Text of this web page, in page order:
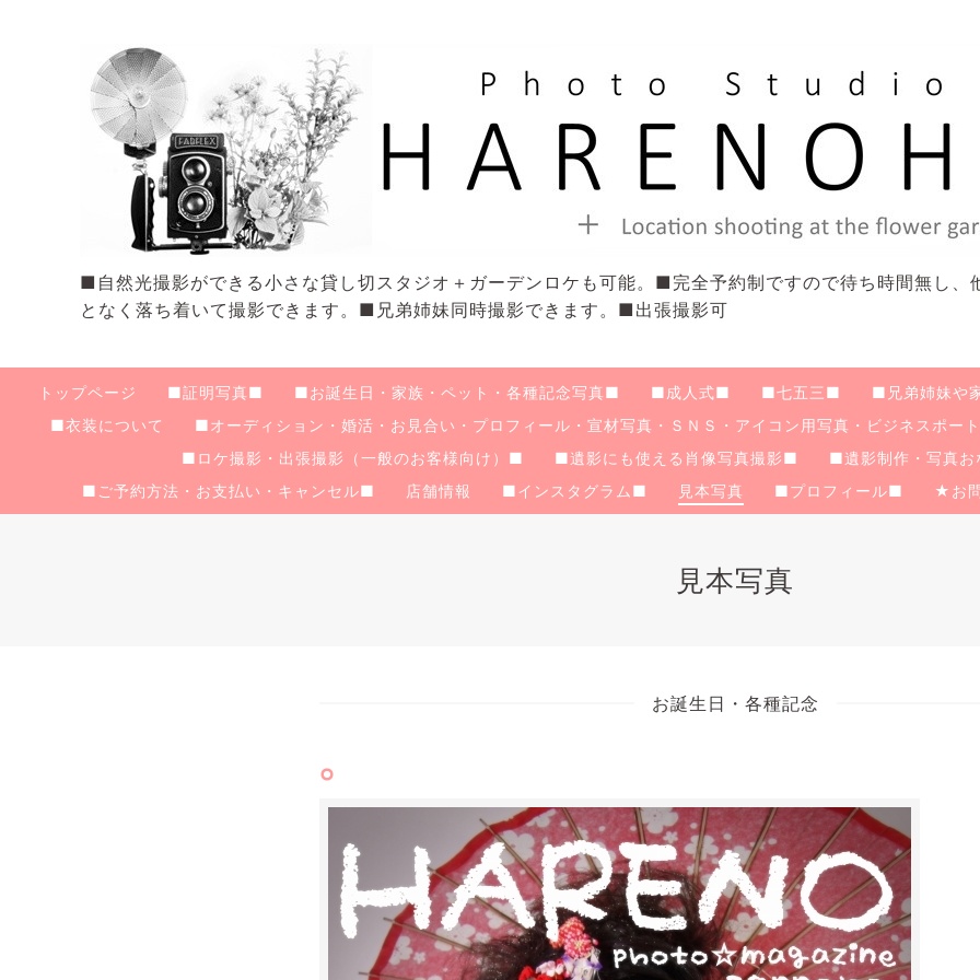
■自然光撮影ができる小さな貸し切スタジオ＋ガーデンロケも可能。■完全予約制ですので待ち時間無し、
となく落ち着いて撮影できます。■兄弟姉妹同時撮影できます。■出張撮影可
トップページ ■証明写真■ ■お誕生日・家族・ペット・各種記念写真■ ■成人式■ ■七五三■ ■兄弟姉妹や
■衣装について
■オーディション・婚活・お見合い・プロフィール・宣材写真・ＳＮＳ・アイコン用写真・ビジネスポー
■ロケ撮影・出張撮影（一般のお客様向け）■
■遺影にも使える肖像写真撮影■ ■遺影制作・写真
■ご予約方法・お支払い・キャンセル■
店舗情報 ■インスタグラム■ 見本写真 ■プロフィール■ ★お
見本写真
お誕生日・各種記念